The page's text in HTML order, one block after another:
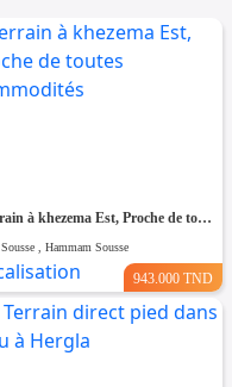
Terrain à khezema Est, Proche de toutes Commodités
Sousse , Hammam Sousse
943.000 TND